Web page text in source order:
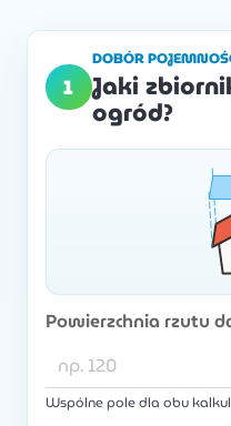
1
DOBÓR
Jaki
ogród?
Powierzchnia rzutu
Wspólne pole dla obu